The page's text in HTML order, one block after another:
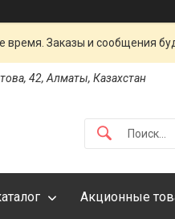
время. Заказы и сообщения
42, Алматы, Казахстан
Акционные